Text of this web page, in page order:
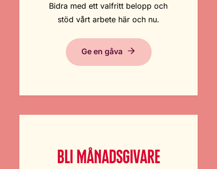
Bidra med ett valfritt belopp och
stöd vårt arbete här och nu.
Ge en gåva
BLI MÅNADSGIVARE